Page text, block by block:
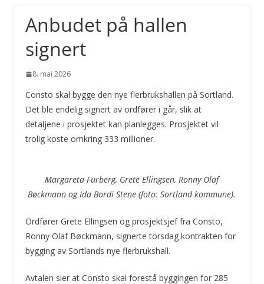
Anbudet på hallen
signert
8. mai 2026
Consto skal bygge den nye flerbrukshallen på Sortland.
Det ble endelig signert av ordfører i går, slik at
detaljene i prosjektet kan planlegges. Prosjektet vil
trolig koste omkring 333 millioner.
Margareta Furberg, Grete Ellingsen, Ronny Olaf
Bøckmann og Ida Bordi Stene (foto: Sortland kommune).
Ordfører Grete Ellingsen og prosjektsjef fra Consto,
Ronny Olaf Bøckmann, signerte torsdag kontrakten for
bygging av Sortlands nye flerbrukshall.
Avtalen sier at Consto skal forestå byggingen for 285